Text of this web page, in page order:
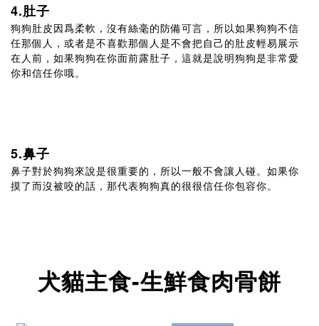
4.肚子
狗狗肚皮因爲柔軟，沒有絲毫的防備可言，所以如果狗狗不信
任那個人，或者是不喜歡那個人是不會把自己的肚皮輕易展示
在人前，如果狗狗在你面前露肚子，這就是說明狗狗是非常愛
你和信任你哦。
5.鼻子
鼻子對於狗狗來說是很重要的，所以一般不會讓人碰。如果你
摸了而沒被咬的話，那代表狗狗真的很很信任你包容你。
犬貓主食-生鮮食肉骨餅